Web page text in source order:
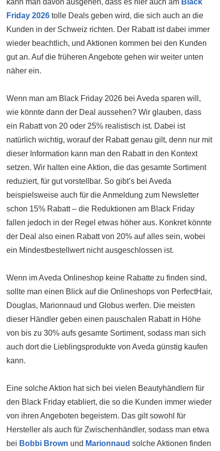
Friday 2026 tolle Deals geben wird, die sich auch an die
Kunden in der Schweiz richten. Der Rabatt ist dabei immer
wieder beachtlich, und Aktionen kommen bei den Kunden
gut an. Auf die früheren Angebote gehen wir weiter unten
näher ein.
Wenn man am Black Friday 2026 bei Aveda sparen will,
wie könnte dann der Deal aussehen? Wir glauben, dass
ein Rabatt von 20 oder 25% realistisch ist. Dabei ist
natürlich wichtig, worauf der Rabatt genau gilt, denn nur mit
dieser Information kann man den Rabatt in den Kontext
setzen. Wir halten eine Aktion, die das gesamte Sortiment
reduziert, für gut vorstellbar. So gibt’s bei Aveda
beispielsweise auch für die Anmeldung zum Newsletter
schon 15% Rabatt – die Reduktionen am Black Friday
fallen jedoch in der Regel etwas höher aus. Konkret könnte
der Deal also einen Rabatt von 20% auf alles sein, wobei
ein Mindestbestellwert nicht ausgeschlossen ist.
Wenn im Aveda Onlineshop keine Rabatte zu finden sind,
sollte man einen Blick auf die Onlineshops von PerfectHair,
Douglas, Marionnaud und Globus werfen. Die meisten
dieser Händler geben einen pauschalen Rabatt in Höhe
von bis zu 30% aufs gesamte Sortiment, sodass man sich
auch dort die Lieblingsprodukte von Aveda günstig kaufen
kann.
Eine solche Aktion hat sich bei vielen Beautyhändlern für
den Black Friday etabliert, die so die Kunden immer wieder
von ihren Angeboten begeistern. Das gilt sowohl für
Hersteller als auch für Zwischenhändler, sodass man etwa
bei Bobbi Brown und Marionnaud solche Aktionen finden